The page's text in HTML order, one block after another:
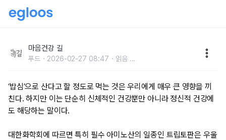
마음건강 길
푸드 2026-02-27 08:47 읽음 ...
‘밥심’으로 산다고 할 정도로 먹는 것은 우리에게 매우 큰 영향을 끼
친다. 하지만 이는 단순히 신체적인 건강뿐만 아니라 정신적 건강에
도 해당하는 말이다.
대한화학회에 따르면 특히 필수 아미노산의 일종인 트립토판은 우울